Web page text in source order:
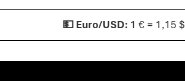
1 € = 1,15 $